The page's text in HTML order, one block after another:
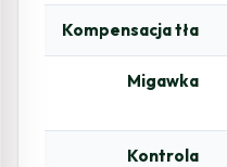
Kompensacja tła
Migawka
Kontrola